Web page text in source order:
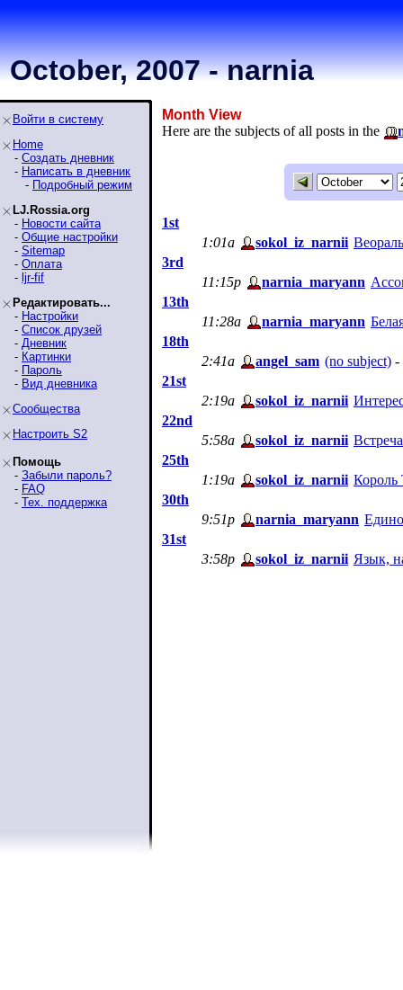
October, 2007 - narnia
Войти в систему
Home
- Создать дневник
- Написать в дневник
- Подробный режим
LJ.Rossia.org
- Новости сайта
- Общие настройки
- Sitemap
- Оплата
- ljr-fif
Редактировать...
- Настройки
- Список друзей
- Дневник
- Картинки
- Пароль
- Вид дневника
Сообщества
Настроить S2
Помощь
- Забыли пароль?
- FAQ
- Тех. поддержка
Month View
Here are the subjects of all posts in the
1st
1:01a
sokol_iz_narnii
3rd
11:15p
narnia_maryann
13th
11:28a
narnia_maryann
18th
2:41a
angel_sam (no subject) -
21st
2:19a
sokol_iz_narnii
22nd
5:58a
sokol_iz_narnii
25th
1:19a
sokol_iz_narnii Король
30th
9:51p
narnia_maryann
31st
3:58p
sokol_iz_narnii Язык,